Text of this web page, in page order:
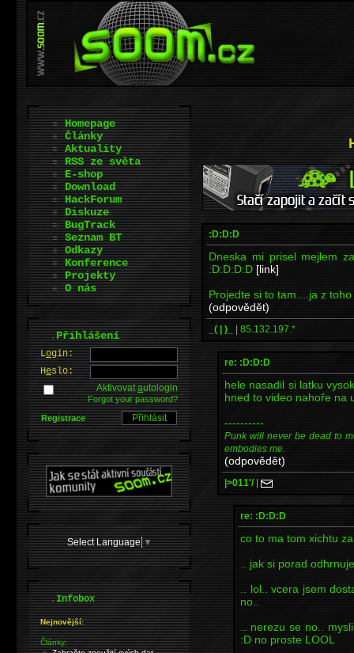
:D:D:D
Dneska mi prisel mejlem
:D:D:D:D [link]
Projedte si to tam....ja z
(odpovědět)
_( | )_ | 85.132.197.*
re: :D:D:D
hele nasadil si latku
hned to video nahoře na
----------
Punk will never be dead to
embodies me.
(odpovědět)
|>011'/|
re: :D:D:D
co to ma tom xichtu
.. jak si porad
.. lol.. vcera jsem
no..
.. nerezu se no..
:D no proste LOOL
Homepage
Články
Aktuality
RSS ze světa
E-shop
Download
HackForum
Diskuze
BugTrack
Seznam BT
Odkazy
Konference
Projekty
O nás
.Přihlášení
Login:
Heslo:
Aktivovatautologin
Forgot your password?
Registrace
Select Language ▼
.Infobox
Nejnovější:
Články: